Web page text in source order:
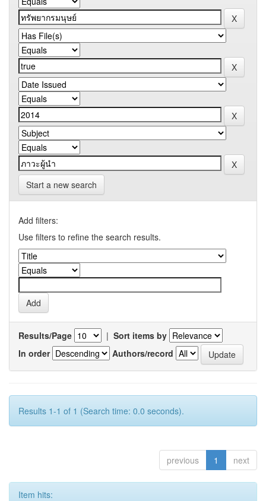
Start a new search
Add filters:
Use filters to refine the search results.
Results/Page | Sort items by
In order
Authors/record
Results 1-1 of 1 (Search time: 0.0 seconds).
previous 1 next
Item hits: